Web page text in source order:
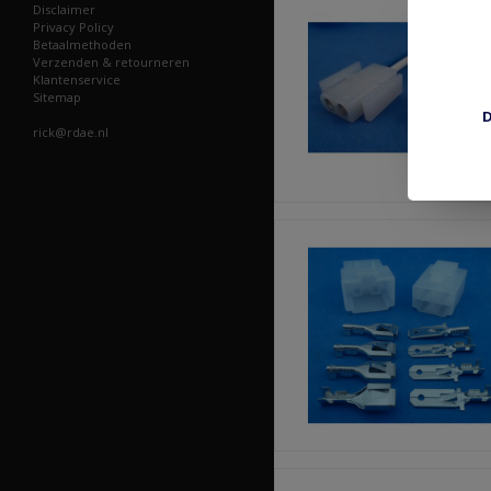
Disclaimer
Privacy Policy
Betaalmethoden
Verzenden & retourneren
Klantenservice
Sitemap
rick@rdae.nl